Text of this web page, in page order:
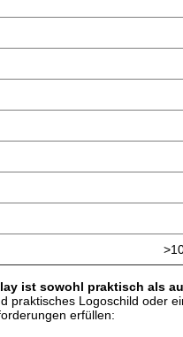
ist sowohl praktisch als
praktisches Logoschild oder
erfüllen: